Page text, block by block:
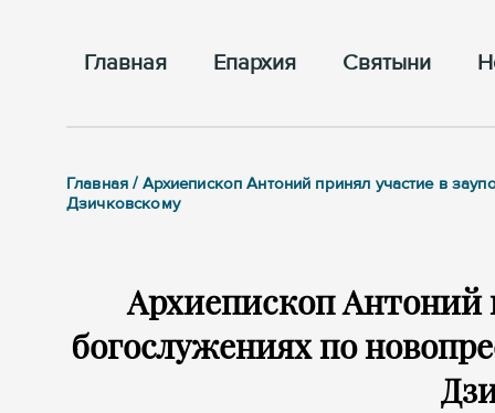
Главная Епархия Cвятыни
Главная / Архиепископ Антоний принял участие в
Дзичковскому
Архиепископ Антоний
богослужениях по